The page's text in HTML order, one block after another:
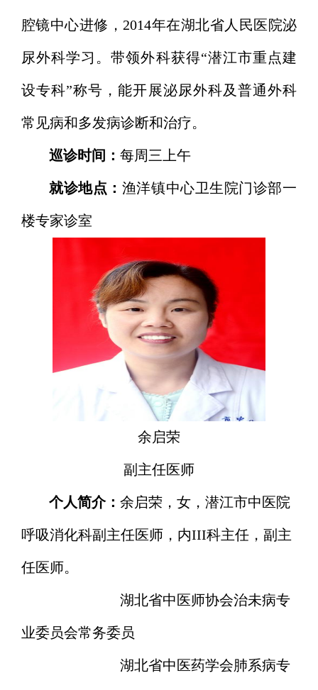
腔镜中心进修，2014年在湖北省人民医院泌
尿外科学习。带领外科获得“潜江市重点建
设专科”称号，能开展泌尿外科及普通外科
常见病和多发病诊断和治疗。
巡诊时间： 每周三上午
就诊地点： 渔洋镇中心卫生院门诊部一
楼专家诊室
余启荣
副主任医师
个人简介： 余启荣，女，潜江市中医院
呼吸消化科副主任医师，内III科主任，副主
任医师。
湖北省中医师协会治未病专
业委员会常务委员
湖北省中医药学会肺系病专